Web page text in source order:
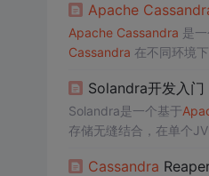
Apache
Apache Cassandra 是
Cassandra 在不同环境
Solandra开发入门
Solandra是一个基于
存储无缝结合，在单个
Cassandra